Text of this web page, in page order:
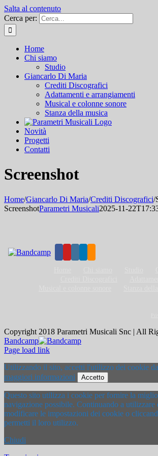
Salta al contenuto
Cerca per:
Home
Chi siamo
Studio
Giancarlo Di Maria
Crediti Discografici
Adattamenti e arrangiamenti
Musical e colonne sonore
Stanza della musica
Novità
Progetti
Contatti
Screenshot
Home/Giancarlo Di Maria/Crediti Discografici/
ScreenshotParametri Musicali2025-11-
Copyright 2018 Parametri Musicali Snc | All
Bandcamp
Page load link
Utilizzando il sito, accetti l'utilizzo dei cookie
maggiori informazioni
Accetto
Questo sito utilizza i cookie per fornire la
navigazione possibile. Continuando a utilizzare
modificare le impostazioni dei cookie o
permetti il loro utilizzo.
Chiudi